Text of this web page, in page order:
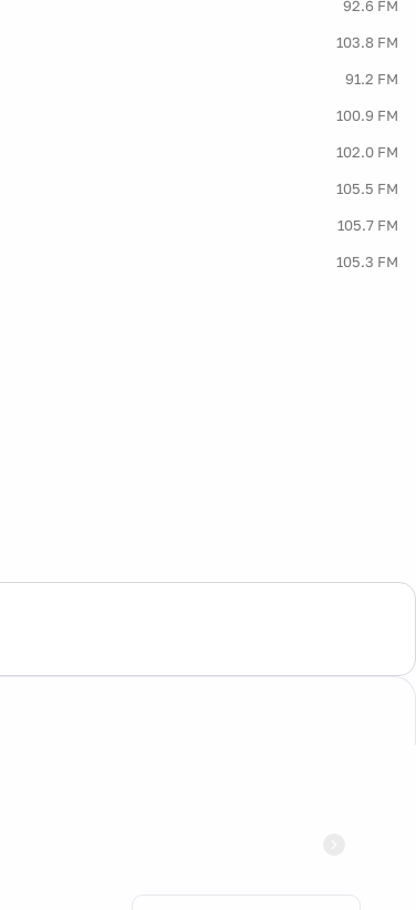
92.6 FM
103.8 FM
91.2 FM
100.9 FM
102.0 FM
105.5 FM
105.7 FM
105.3 FM